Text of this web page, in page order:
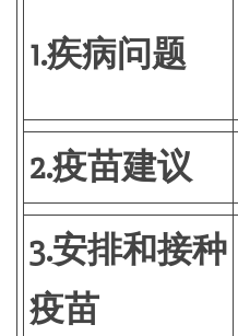
1.疾病问题
2.疫苗建议
3.安排和接种
疫苗